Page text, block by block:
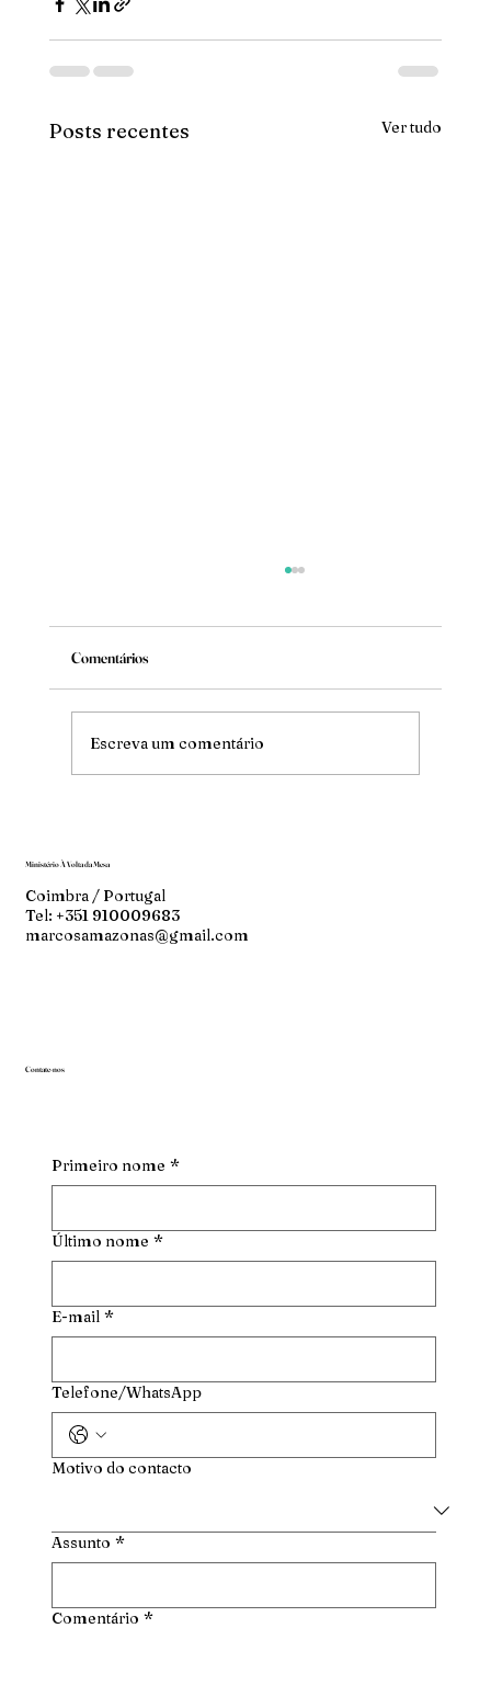
Posts recentes Ver tudo
Mude
Comentários
Escreva um comentário
Ministério À Volta da Mesa
Coimbra / Portugal
Tel: +351 910009683
marcosamazonas@gmail.com
Contate-nos
Primeiro nome *
Último nome *
E-mail *
Telefone/WhatsApp
Motivo do contacto
Assunto *
Comentário *